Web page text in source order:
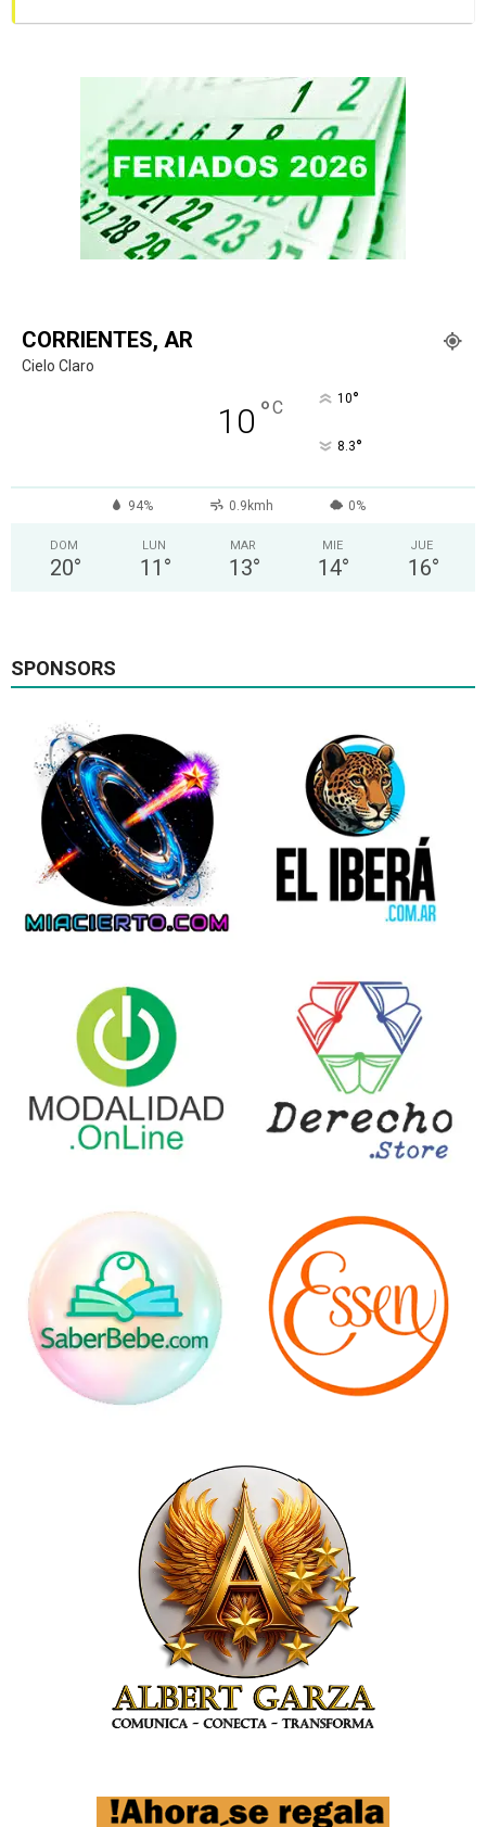
CORRIENTES, AR
Cielo Claro
10 °C 10°
8.3°
94% 0.9kmh 0%
DOM
20°
LUN
11 °
MAR
13°
MIE
14°
JUE
16°
SPONSORS